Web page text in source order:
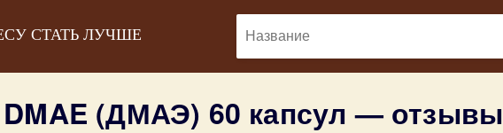
СТАТЬ ЛУЧШЕ
(ДМАЭ) 60 капсул — отзывы